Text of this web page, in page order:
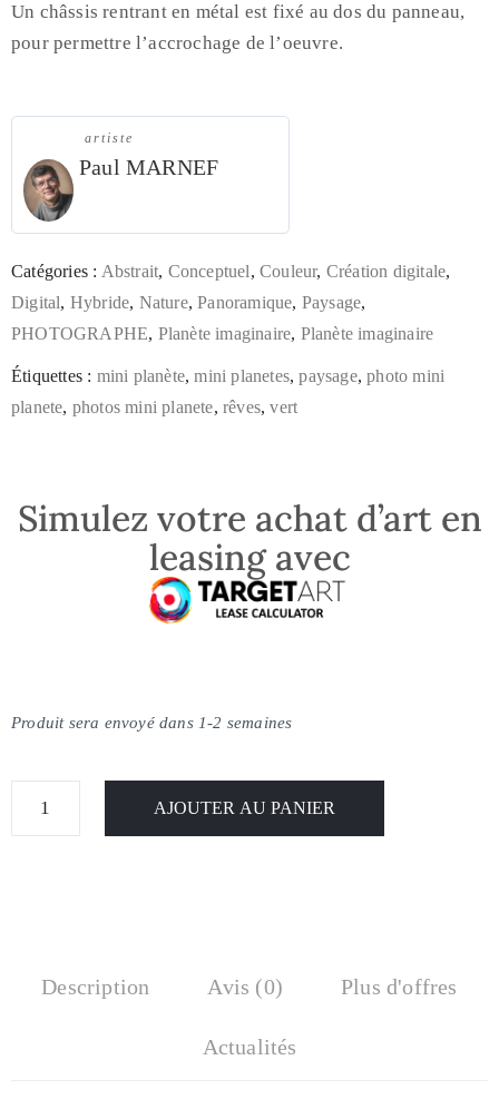
Un châssis rentrant en métal est fixé au dos du panneau,
pour permettre l’accrochage de l’oeuvre.
artiste
Paul MARNEF
Catégories : Abstrait, Conceptuel,Couleur, Création digitale,
Digital, Hybride, Nature,Panoramique, Paysage,
PHOTOGRAPHE, Planète imaginaire, Planète imaginaire
Étiquettes : mini planète,mini planetes,paysage,photo mini
planete, photos mini planete,rêves,vert
Simulez votre achat d’art en
leasing avec
Produit sera envoyé dans 1-2 semaines
AJOUTER AU PANIER
Description Avis (0) Plus d'offres
Actualités